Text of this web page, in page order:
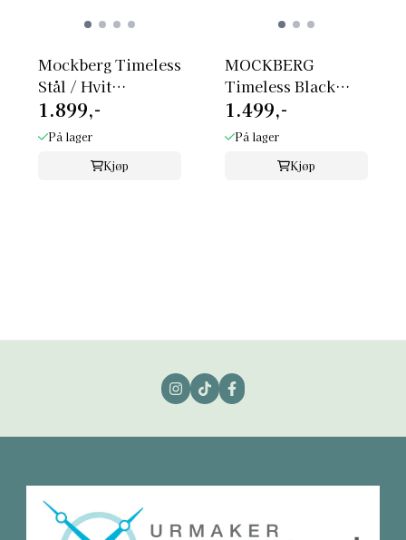
Mockberg Timeless
Stål / Hvit
18x22mm MO875
1.899,-
På lager
Kjøp
MOCKBERG
Timeless Black
Leather Gold Watch
1.499,-
På lager
Kjøp